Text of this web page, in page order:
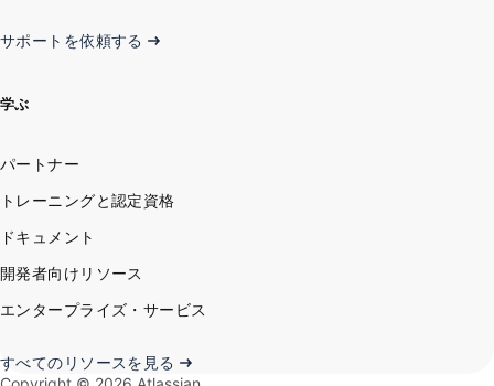
サポートを依頼する
学ぶ
パートナー
トレーニングと認定資格
ドキュメント
開発者向けリソース
エンタープライズ・サービス
すべてのリソースを見る